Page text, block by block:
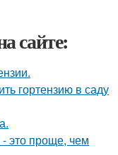
сайте:
гортензию в саду
это проще, чем